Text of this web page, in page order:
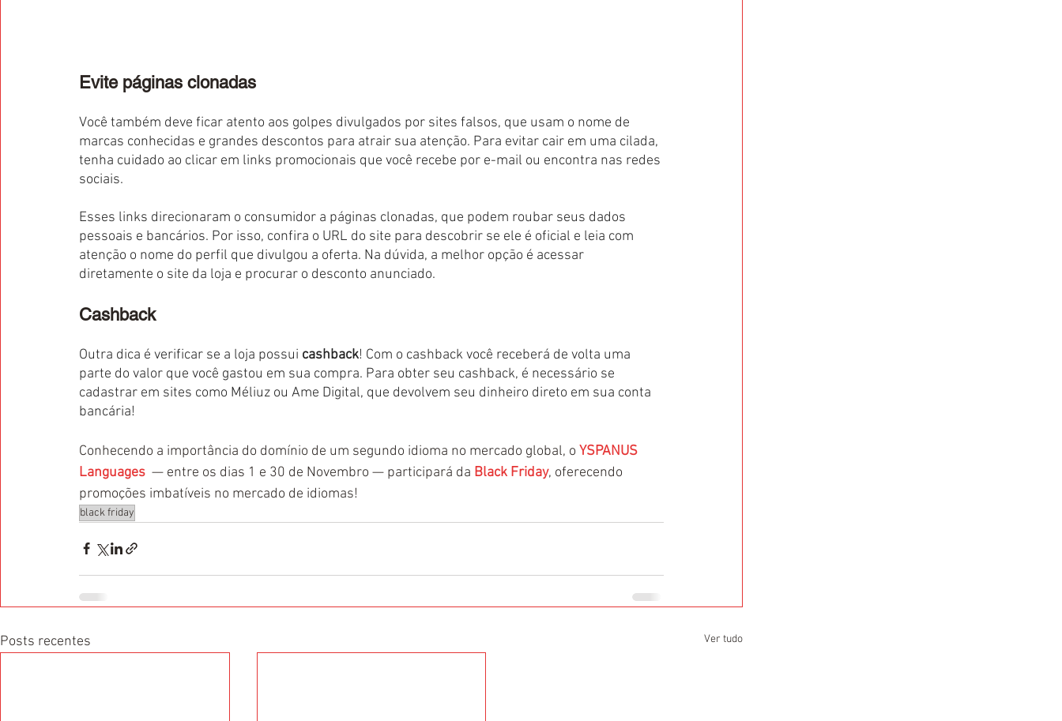
Evite páginas clonadas
Você também deve ficar atento aos golpes divulgados por sites falsos, que usam o nome de
marcas conhecidas e grandes descontos para atrair sua atenção. Para evitar cair em uma cilada,
tenha cuidado ao clicar em links promocionais que você recebe por e-mail ou encontra nas redes
sociais.
Esses links direcionaram o consumidor a páginas clonadas, que podem roubar seus dados
pessoais e bancários. Por isso, confira o URL do site para descobrir se ele é oficial e leia com
atenção o nome do perfil que divulgou a oferta. Na dúvida, a melhor opção é acessar
diretamente o site da loja e procurar o desconto anunciado.
Cashback
Outra dica é verificar se a loja possui cashback! Com o cashback você receberá de volta uma
parte do valor que você gastou em sua compra. Para obter seu cashback, é necessário se
cadastrar em sites como Méliuz ou Ame Digital, que devolvem seu dinheiro direto em sua conta
bancária!
Conhecendo a importância do domínio de um segundo idioma no mercado global, o YSPANUS
Languages
  — entre os dias 1 e 30 de Novembro — participará da
Black Friday, oferecendo
promoções imbatíveis no mercado de idiomas!
black friday
Posts recentes Ver tudo